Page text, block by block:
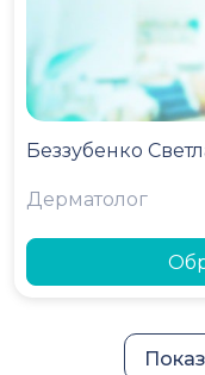
Беззубенко
Дерматолог